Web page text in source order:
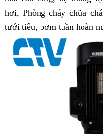
hơi, Phòng cháy chữa
tưới tiêu, bơm tuần hoàn